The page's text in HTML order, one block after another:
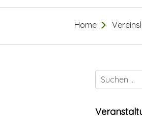
Home